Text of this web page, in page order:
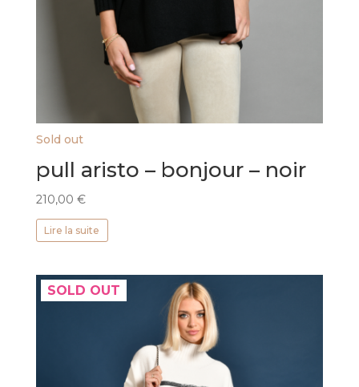
Sold out
pull aristo – bonjour – noir
210,00 €
Lire la suite
SOLD OUT